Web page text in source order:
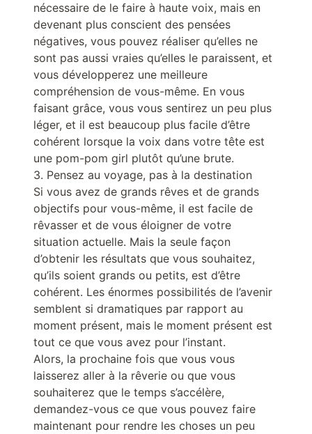
nécessaire de le faire à haute voix, mais en
devenant plus conscient des pensées
négatives, vous pouvez réaliser qu’elles ne
sont pas aussi vraies qu’elles le paraissent, et
vous développerez une meilleure
compréhension de vous-même. En vous
faisant grâce, vous vous sentirez un peu plus
léger, et il est beaucoup plus facile d’être
cohérent lorsque la voix dans votre tête est
une pom-pom girl plutôt qu’une brute.
3. Pensez au voyage, pas à la destination
Si vous avez de grands rêves et de grands
objectifs pour vous-même, il est facile de
rêvasser et de vous éloigner de votre
situation actuelle. Mais la seule façon
d’obtenir les résultats que vous souhaitez,
qu’ils soient grands ou petits, est d’être
cohérent. Les énormes possibilités de l’avenir
semblent si dramatiques par rapport au
moment présent, mais le moment présent est
tout ce que vous avez pour l’instant.
Alors, la prochaine fois que vous vous
laisserez aller à la rêverie ou que vous
souhaiterez que le temps s’accélère,
demandez-vous ce que vous pouvez faire
maintenant pour rendre les choses un peu